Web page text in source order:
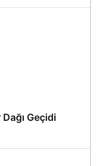
Geçidi